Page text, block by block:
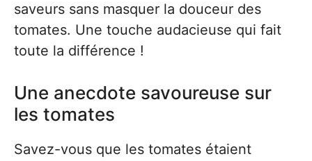
saveurs sans masquer la douceur des
tomates. Une touche audacieuse qui fait
toute la différence !
Une anecdote savoureuse sur
les tomates
Savez-vous que les tomates étaient